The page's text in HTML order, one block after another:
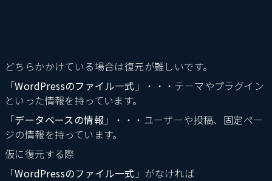
どちらかかけている場合は復元が難しいです。
「WordPressのファイル一式 」・・・テーマやプラグイン
といった情報を持っています。
「データベースの情報 」・・・ユーザーや投稿、固定ペー
ジの情報を持っています。
仮に復元する際
「WordPressのファイル一式 」がなければ